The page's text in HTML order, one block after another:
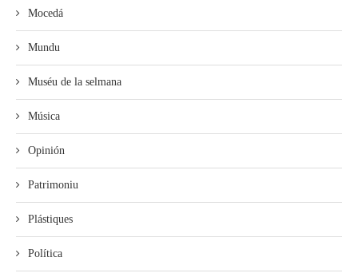
Mocedá
Mundu
Muséu de la selmana
Música
Opinión
Patrimoniu
Plástiques
Política